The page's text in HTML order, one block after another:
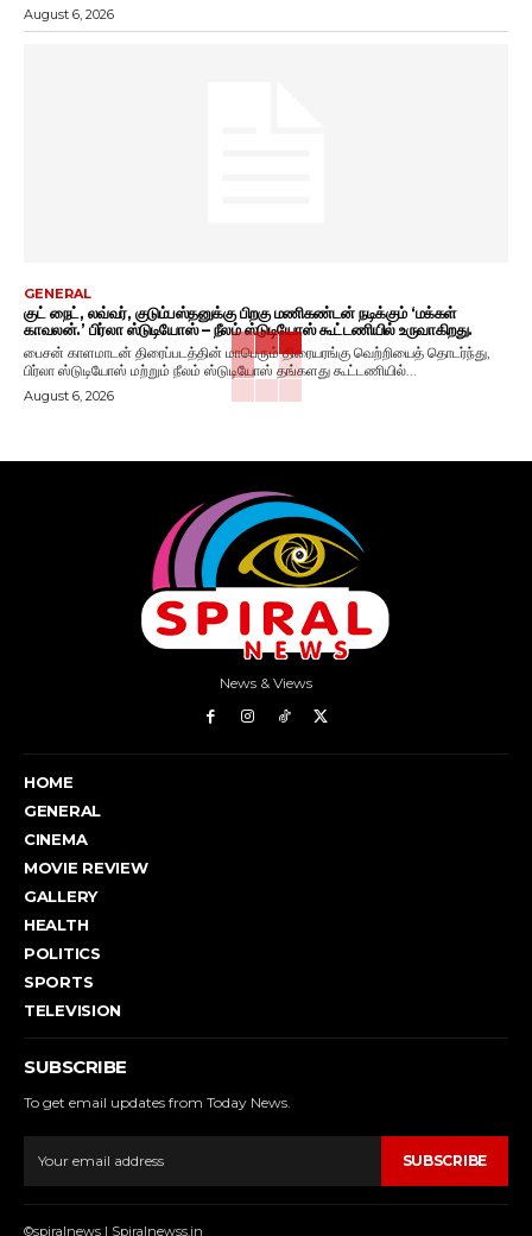
August 6, 2026
GENERAL
குட் நைட், லவ்வர், குடும்பஸ்தனுக்கு பிறகு மணிகண்டன் நடிக்கும் ‘மக்கள்
காவலன்.’ பிர்லா ஸ்டுடியோஸ் – நீலம் ஸ்டுடியோஸ் கூட்டணியில் உருவாகிறது.
பைசன் காளமாடன் திரைப்படத்தின் மாபெரும் திரையரங்கு வெற்றியைத் தொடர்ந்து,
பிர்லா ஸ்டுடியோஸ் மற்றும் நீலம் ஸ்டுடியோஸ் தங்களது கூட்டணியில்...
August 6, 2026
News & Views
HOME
GENERAL
CINEMA
MOVIE REVIEW
GALLERY
HEALTH
POLITICS
SPORTS
TELEVISION
SUBSCRIBE
To get email updates from Today News.
SUBSCRIBE
©spiralnews | Spiralnewss.in